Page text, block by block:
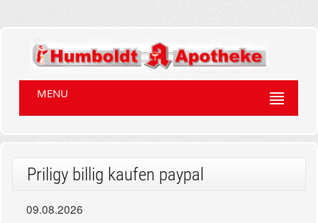
MENU
Priligy billig kaufen paypal
09.08.2026